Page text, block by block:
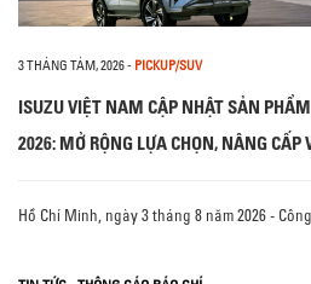
3 THÁNG TÁM, 2026- PICKUP/SUV
ISUZU VIỆT NAM CẬP NHẬT SẢN
2026: MỞ RỘNG LỰA CHỌN, NÂNG CẤP
Hồ Chí Minh, ngày 3 tháng 8 năm 2026 -